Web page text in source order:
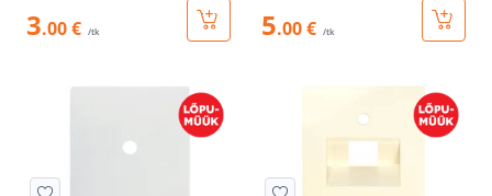
3.00 € /tk 5.00 € /tk